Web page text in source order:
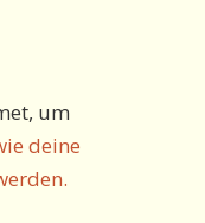
um
deine